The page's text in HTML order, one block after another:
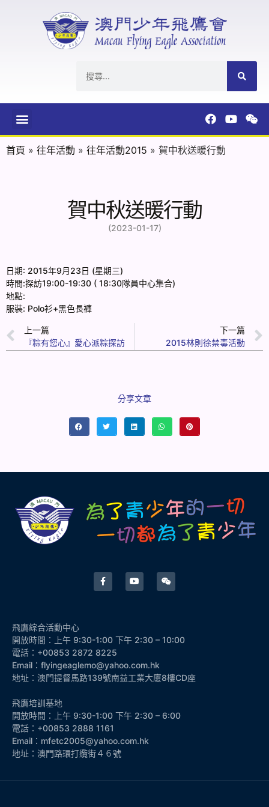
首頁 » 往年活動 » 往年活動2015 » 賀中秋送暖行動
賀中秋送暖行動
(2023-01-17)
日期: 2015年9月23日 (星期三)
時間:探訪19:00-19:30 ( 18:30隊員中心集合)
地點:
服裝: Polo衫+黑色長褲
上一篇
『粽有您心』愛心派粽探訪
下一篇
2015林則徐禁毒活動
分享文章
飛鷹綜合活動中心
開放時間：上午 9:30-1:00 下午 2:30 – 10:00
電話：+00853 2872 8225
Email：flyingeaglemo@yahoo.com.hk
地址：澳門提督馬路139號南益工業大廈8樓CD座
飛鷹培訓基地
開放時間：上午 9:30-1:00 下午 2:30 – 6:00
電話：+00853 2888 1161
Email：mfetc2005@yahoo.com.hk
地址：澳門路環打纜街４６號